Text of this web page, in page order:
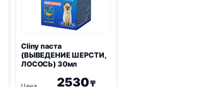
Cliny паста
(ВЫВЕДЕНИЕ ШЕРСТИ,
ЛОСОСЬ) 30мл
2530₸